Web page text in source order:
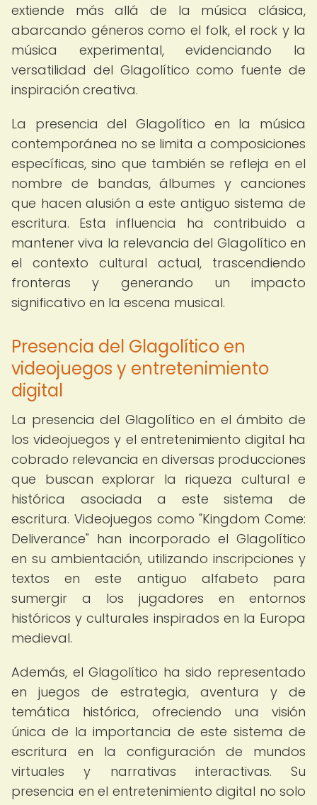
extiende más allá de la música clásica,
abarcando géneros como el folk, el rock y la
música experimental, evidenciando la
versatilidad del Glagolítico como fuente de
inspiración creativa.
La presencia del Glagolítico en la música
contemporánea no se limita a composiciones
específicas, sino que también se refleja en el
nombre de bandas, álbumes y canciones
que hacen alusión a este antiguo sistema de
escritura. Esta influencia ha contribuido a
mantener viva la relevancia del Glagolítico en
el contexto cultural actual, trascendiendo
fronteras y generando un impacto
significativo en la escena musical.
Presencia del Glagolítico en
videojuegos y entretenimiento
digital
La presencia del Glagolítico en el ámbito de
los videojuegos y el entretenimiento digital ha
cobrado relevancia en diversas producciones
que buscan explorar la riqueza cultural e
histórica asociada a este sistema de
escritura. Videojuegos como "Kingdom Come:
Deliverance" han incorporado el Glagolítico
en su ambientación, utilizando inscripciones y
textos en este antiguo alfabeto para
sumergir a los jugadores en entornos
históricos y culturales inspirados en la Europa
medieval.
Además, el Glagolítico ha sido representado
en juegos de estrategia, aventura y de
temática histórica, ofreciendo una visión
única de la importancia de este sistema de
escritura en la configuración de mundos
virtuales y narrativas interactivas. Su
presencia en el entretenimiento digital no solo